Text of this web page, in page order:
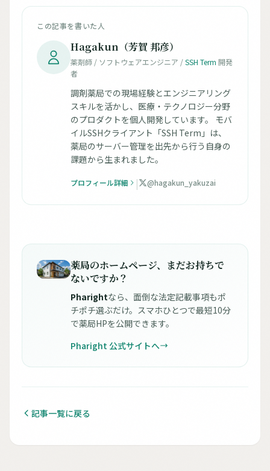
この記事を書いた人
Hagakun（芳賀 邦彦）
薬剤師 / ソフトウェアエンジニア /SSH Term 開発
者
調剤薬局での現場経験とエンジニアリング
スキルを活かし、医療・テクノロジー分野
のプロダクトを個人開発しています。 モバ
イルSSHクライアント「SSH Term」は、
薬局のサーバー管理を出先から行う自身の
課題から生まれました。
プロフィール詳細 | @hagakun_yakuzai
薬局のホームページ、まだお持ちで
ないですか？
Pharightなら、面倒な法定記載事項もポ
チポチ選ぶだけ。スマホひとつで最短10分
で薬局HPを公開できます。
Pharight 公式サイトへ
記事一覧に戻る